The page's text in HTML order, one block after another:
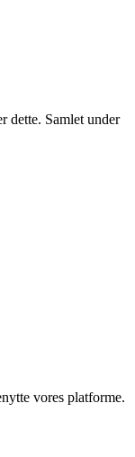
dette. Samlet under
vores platforme.